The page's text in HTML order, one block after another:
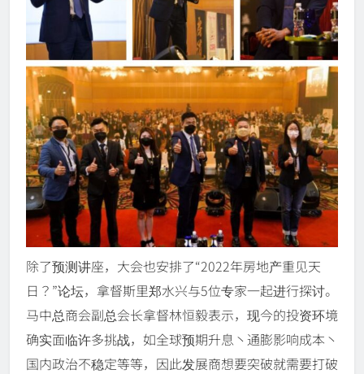
除了预测讲座，大会也安排了“2022年房地产重见天
日？”论坛，拿督斯里郑水兴与5位专家一起进行探讨。
马中总商会副总会长拿督林恒毅表示，现今的投资环境
确实面临许多挑战，如全球预期升息丶通膨影响成本丶
国内政治不稳定等等，因此发展商想要突破就需要打破